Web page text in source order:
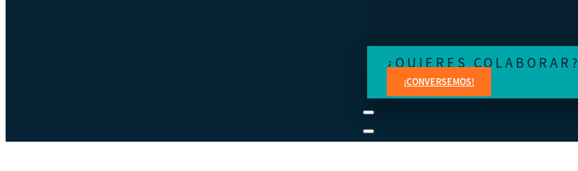
¿QUIERES COLABORAR?
¡CONVERSEMOS!